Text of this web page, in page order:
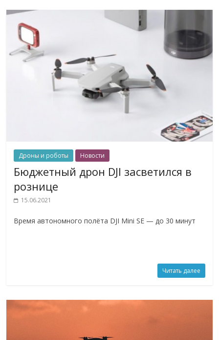
Дроны и роботы Новости
Бюджетный дрон DJI засветился в
рознице
15.06.2021
Время автономного полёта DJI Mini SE — до 30 минут
Читать далее